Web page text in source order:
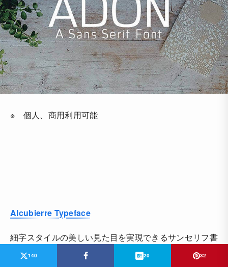
※ 個人、商用利用可能
Alcubierre Typeface
細字スタイルの美しい見た目を実現できるサンセリフ書
体。140 20 32